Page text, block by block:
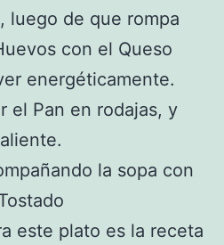
luego de que rompa
con el Queso
energéticamente.
el Pan en rodajas, y
la sopa con
este plato es la receta